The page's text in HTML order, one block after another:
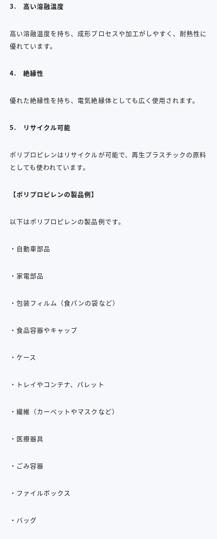
3. 高い溶融温度
高い溶融温度を持ち、成形プロセスや加工がしやすく、耐熱性に
優れています。
4. 絶縁性
優れた絶縁性を持ち、電気絶縁体としても広く使用されます。
5. リサイクル可能
ポリプロピレンはリサイクルが可能で、再生プラスチックの原料
としても使われています。
【ポリプロピレンの製品例】
以下はポリプロピレンの製品例です。
・自動車部品
・家電部品
・包装フィルム（食パンの袋など）
・食品容器やキャップ
・ケース
・トレイやコンテナ、パレット
・繊維（カーペットやマスクなど）
・医療器具
・ごみ容器
・ファイルボックス
・バッグ